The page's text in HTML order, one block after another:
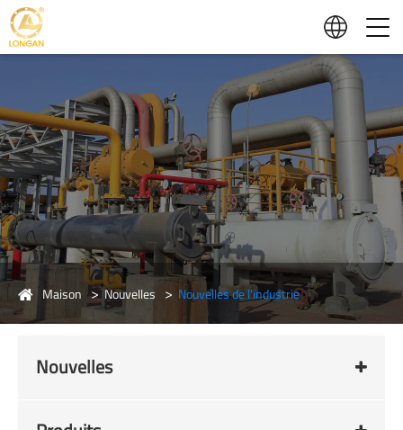
Maison Nouvelles Nouvelles de l'industrie
Nouvelles